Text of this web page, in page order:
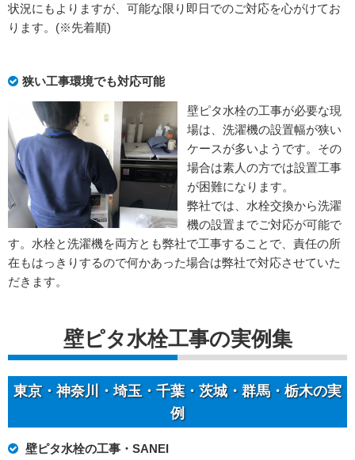
状況にもよりますが、可能な限り即日でのご対応を心がけてお
ります。(※先着順)
狭い工事環境でも対応可能
壁ピタ水栓の工事が必要な現
場は、洗濯機の設置幅が狭い
ケースが多いようです。その
場合は素人の方では設置工事
が困難になります。
弊社では、水栓交換から洗濯
機の設置までご対応が可能で
す。水栓と洗濯機を両方とも弊社で工事することで、責任の所
在もはっきりするので何かあった場合は弊社で対応させていた
だきます。
壁ピタ水栓工事の実例集
東京・神奈川・埼玉・千葉・茨城・群馬・栃木の実
例
壁ピタ水栓の工事・SANEI